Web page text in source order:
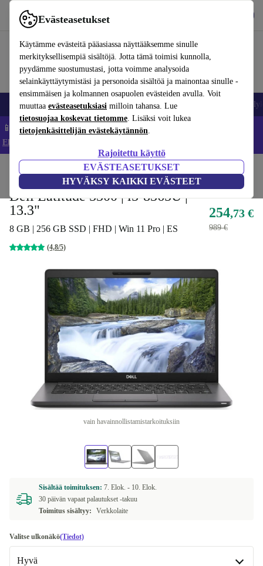
Evästeasetukset
Käytämme evästeitä pääasiassa näyttääksemme sinulle
merkityksellisempiä sisältöjä. Jotta tämä toimisi kunnolla,
pyydämme suostumustasi, jotta voimme analysoida
selainkäyttäytymistäsi ja personoida sisältöä ja mainontaa sinulle -
ensimmäisen ja kolmannen osapuolen evästeiden avulla. Voit
muuttaa evästeasetuksiasi milloin tahansa. Lue
tietosuojaa koskevat tietomme. Lisäksi voit lukea
tietojenkäsittelijän evästekäytännön.
Rajoitettu käyttö
EVÄSTEASETUKSET
HYVÄKSY KAIKKI EVÄSTEET
Käytä refurbed-palvelua nopeasti ja helposti
Matkapuhelimet ja älypuhelimet Kannettavat tietokoneet
📱 Säästä 5 % LISÄÄ iPhoneista – Koodi: IPHONEDEAL –
Ehdot ja säännöt
Kannettavat tietokoneet Dellin kannettavat tietokoneet
Dell Latitude 5300 | i5-8365U |
13.3"
8 GB | 256 GB SSD | FHD | Win 11 Pro | ES
(4,8/5)
254,73 €
989 €
vain havainnollistamistarkoituksiin
Sisältää toimituksen: 7. Elok. - 10. Elok.
30 päivän vapaat palautukset -takuu
Toimitus sisältyy:
Verkkolaite
Valitse ulkonäkö(Tiedot)
Hyvä